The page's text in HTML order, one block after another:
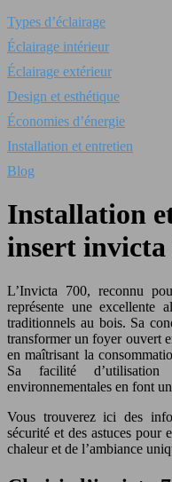
Types d’éclairage
Éclairage intérieur
Éclairage extérieur
Design et esthétique
Économies d’énergie
Installation et entretien
Blog
Installation
insert invicta
L’Invicta 700, reconnu
représente une excellente
traditionnels au bois. Sa
transformer un foyer ouvert
en maîtrisant la
Sa facilité
environnementales en font
Vous trouverez ici des
sécurité et des astuces
chaleur et de l’ambiance